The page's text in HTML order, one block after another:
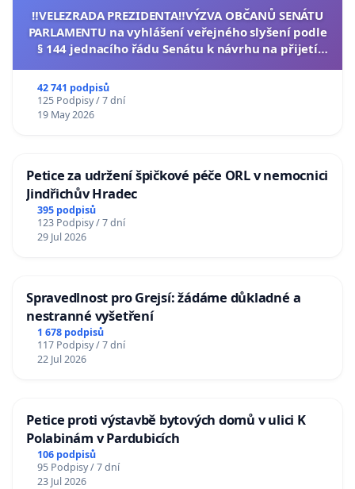
‼️VELEZRADA PREZIDENTA‼️VÝZVA OBČANŮ SENÁTU
PARLAMENTU na vyhlášení veřejného slyšení podle
§ 144 jednacího řádu Senátu k návrhu na přijetí
42 741 podpisů
125 Podpisy / 7 dní
19 May 2026
Petice za udržení špičkové péče ORL v nemocnici
Jindřichův Hradec
395 podpisů
123 Podpisy / 7 dní
29 Jul 2026
Spravedlnost pro Grejsí: žádáme důkladné a
nestranné vyšetření
1 678 podpisů
117 Podpisy / 7 dní
22 Jul 2026
Petice proti výstavbě bytových domů v ulici K
Polabinám v Pardubicích
106 podpisů
95 Podpisy / 7 dní
23 Jul 2026